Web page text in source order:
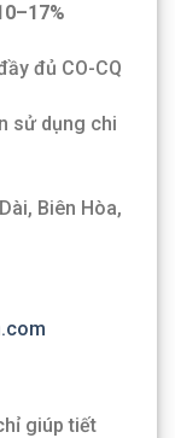
đủ CO-CQ
sử dụng chi
Biên Hòa,
giúp tiết